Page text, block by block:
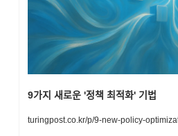
9가지 새로운 '정책 최적화' 기법
turingpost.co.kr/p/9-new-policy-